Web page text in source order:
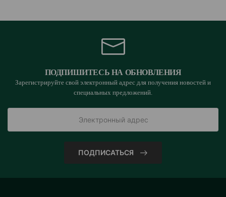
ПОДПИШИТЕСЬ НА ОБНОВЛЕНИЯ
Зарегистрируйте свой электронный адрес для получения новостей и
специальных предложений.
ПОДПИСАТЬСЯ